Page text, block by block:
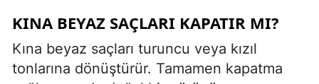
KINA BEYAZ SAÇLARI KAPATIR MI?
Kına beyaz saçları turuncu veya kızıl
tonlarına dönüştürür. Tamamen kapatma